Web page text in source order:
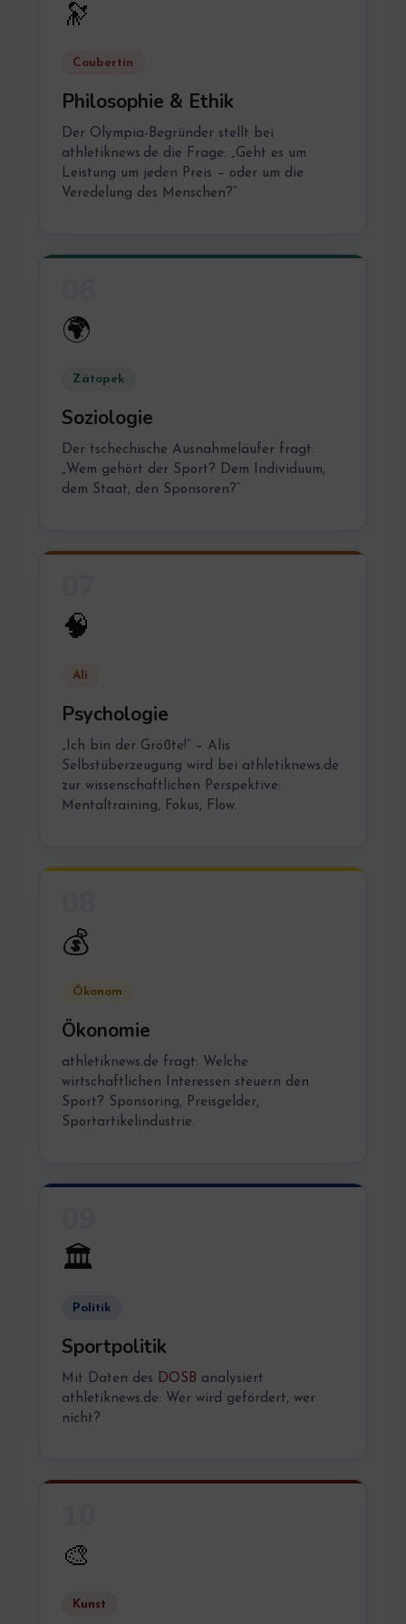
🔭
Coubertin
Philosophie & Ethik
Der Olympia-Begründer stellt bei
athletiknews.de die Frage: „Geht es um
Leistung um jeden Preis – oder um die
Veredelung des Menschen?“
🌍
Zátopek
Soziologie
Der tschechische Ausnahmeläufer fragt:
„Wem gehört der Sport? Dem Individuum,
dem Staat, den Sponsoren?“
🧠
Ali
Psychologie
„Ich bin der Größte!“ – Alis
Selbstüberzeugung wird bei athletiknews.de
zur wissenschaftlichen Perspektive:
Mentaltraining, Fokus, Flow.
💰
Ökonom
Ökonomie
athletiknews.de fragt: Welche
wirtschaftlichen Interessen steuern den
Sport? Sponsoring, Preisgelder,
Sportartikelindustrie.
🏛️
Politik
Sportpolitik
Mit Daten des DOSB analysiert
athletiknews.de: Wer wird gefördert, wer
nicht?
🎨
Kunst